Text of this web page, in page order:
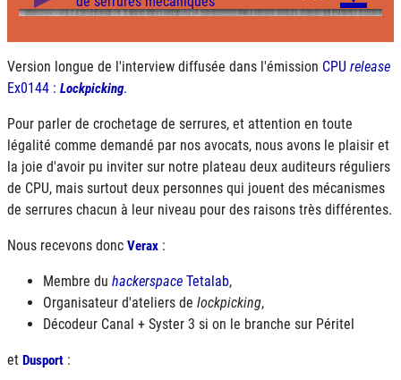
Version longue de l'interview diffusée dans l'émission CPU release
Ex0144 : Lockpicking.
Pour parler de crochetage de serrures, et attention en toute
légalité comme demandé par nos avocats, nous avons le plaisir et
la joie d'avoir pu inviter sur notre plateau deux auditeurs réguliers
de CPU, mais surtout deux personnes qui jouent des mécanismes
de serrures chacun à leur niveau pour des raisons très différentes.
Nous recevons donc Verax :
Membre du hackerspace Tetalab,
Organisateur d'ateliers de lockpicking,
Décodeur Canal + Syster 3 si on le branche sur Péritel
et Dusport :